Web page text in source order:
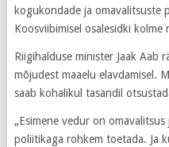
kogukondade ja omavalitsuste
Koosviibimisel osalesidki kolme
Riigihalduse minister Jaak Aab
mõjudest maaelu elavdamisel.
saab kohalikul tasandil
„Esimene vedur on
poliitikaga rohkem toetada. Ja